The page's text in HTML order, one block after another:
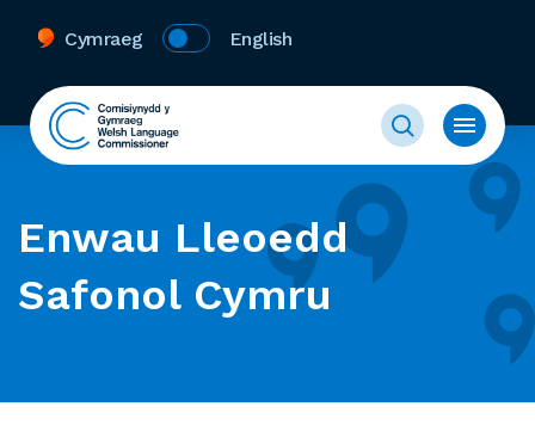
Cymraeg English
Enwau Lleoedd
Safonol Cymru